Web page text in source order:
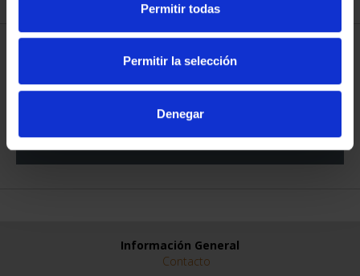
Permitir todas
Permitir la selección
Denegar
REFINAR
Información General
Contacto